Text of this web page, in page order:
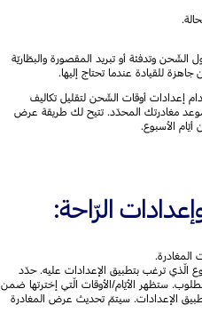
وتدفئة أو تبريد المقصورة والبطّاريّة
جاهزة للقيادة عندما تحتاج إليها.
إعدادات أوقات الشّحن لتقليل تكاليف
موعد مغادرتك المحدّد. تتيح لك طريقة عرض
أيّام الأسبوع.
الرّاحة:
الّذي ترغب بتطبيق الإعدادات عليه. حدّد
ستظهر الأيّام/الأوقات الّتي إخترتها ضمن
الإعدادات. سيتمّ تحديث عرض المغادرة